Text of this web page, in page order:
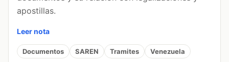
apostillas.
Leer nota
Documentos SAREN Tramites Venezuela